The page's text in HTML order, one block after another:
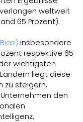
weltweit
65 Prozent).
insbesondere
respektive 65
wichtigsten
liegt diese
zu steigern,
den